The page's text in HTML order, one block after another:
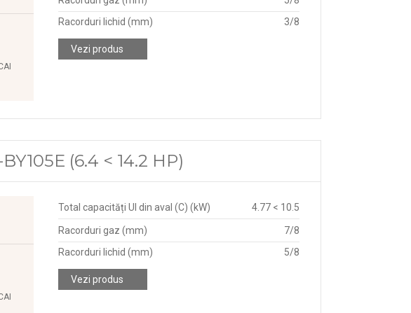
Racorduri lichid (mm)
3/8
Vezi produs
(6.4 < 14.2 HP)
Total capacități UI din aval (C) (kW) 4.77 < 10.5
Racorduri gaz (mm)
7/8
Racorduri lichid (mm)
5/8
Vezi produs